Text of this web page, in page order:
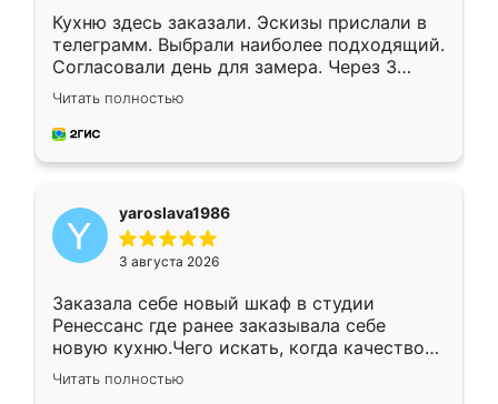
Кухню здесь заказали. Эскизы прислали в
телеграмм. Выбрали наиболее подходящий.
Согласовали день для замера. Через 3
недели кухня была уже готова. Остались
довольны работой. Спасибо Ренессанс
мебель за качественную работу!
Читать полностью
yaroslava1986
3 августа 2026
Заказала себе новый шкаф в студии
Ренессанс где ранее заказывала себе
новую кухню.Чего искать, когда качеством
вполне довольна. Служит кухня уже почти
два года, нареканий нет.
Читать полностью